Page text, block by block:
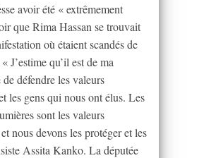
avoir été « extrêmement
que Rima Hassan se trouvait
où étaient scandés de
J’estime qu’il est de ma
défendre les valeurs
les gens qui nous ont élus. Les
sont les valeurs
nous devons les protéger et les
Assita Kanko. La députée